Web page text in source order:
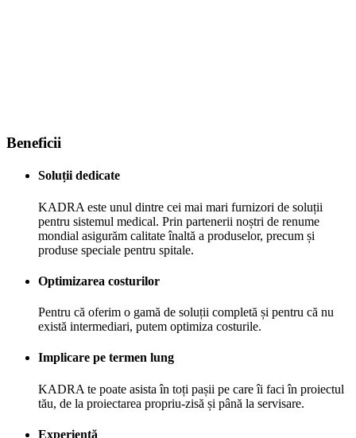
Beneficii
Soluții dedicate
KADRA este unul dintre cei mai mari furnizori de soluții
pentru sistemul medical. Prin partenerii noștri de renume
mondial asigurăm calitate înaltă a produselor, precum și
produse speciale pentru spitale.
Optimizarea costurilor
Pentru că oferim o gamă de soluții completă și pentru că nu
există intermediari, putem optimiza costurile.
Implicare pe termen lung
KADRA te poate asista în toți pașii pe care îi faci în proiectul
tău, de la proiectarea propriu-zisă și până la servisare.
Experiență